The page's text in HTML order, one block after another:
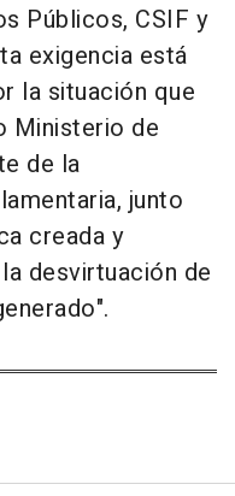
Públicos, CSIF y
exigencia está
la situación que
Ministerio de
de la
junto
creada y
desvirtuación de